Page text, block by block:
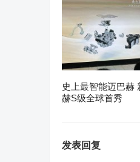
史上最智能迈巴赫
赫S级全球首秀
发表回复